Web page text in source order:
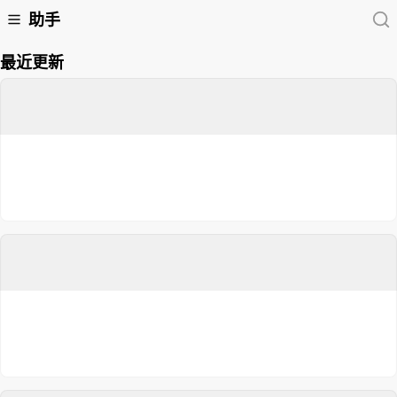
助手
最近更新